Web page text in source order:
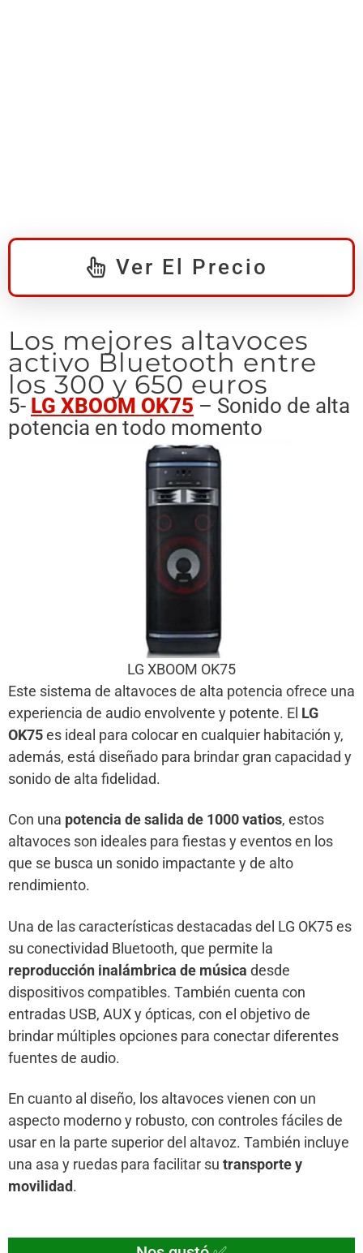
Ver El Precio
Los mejores altavoces
activo Bluetooth entre
los 300 y 650 euros
5- LG XBOOM OK75 – Sonido de alta
potencia en todo momento
LG XBOOM OK75
Este sistema de altavoces de alta potencia ofrece una
experiencia de audio envolvente y potente. El LG
OK75es ideal para colocar en cualquier habitación y,
además, está diseñado para brindar gran capacidad y
sonido de alta fidelidad.
Con una potencia de salida de 1000 vatios, estos
altavoces son ideales para fiestas y eventos en los
que se busca un sonido impactante y de alto
rendimiento.
Una de las características destacadas del LG OK75 es
su conectividad Bluetooth, que permite la
reproducción inalámbrica de música desde
dispositivos compatibles. También cuenta con
entradas USB, AUX y ópticas, con el objetivo de
brindar múltiples opciones para conectar diferentes
fuentes de audio.
En cuanto al diseño, los altavoces vienen con un
aspecto moderno y robusto, con controles fáciles de
usar en la parte superior del altavoz. También incluye
una asa y ruedas para facilitar su transporte y
movilidad.